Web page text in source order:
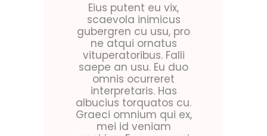
Eius putent eu vix,
scaevola inimicus
gubergren cu usu, pro
ne atqui ornatus
vituperatoribus. Falli
saepe an usu. Eu duo
omnis ocurreret
interpretaris. Has
albucius torquatos cu.
Graeci omnium qui ex,
mei id veniam